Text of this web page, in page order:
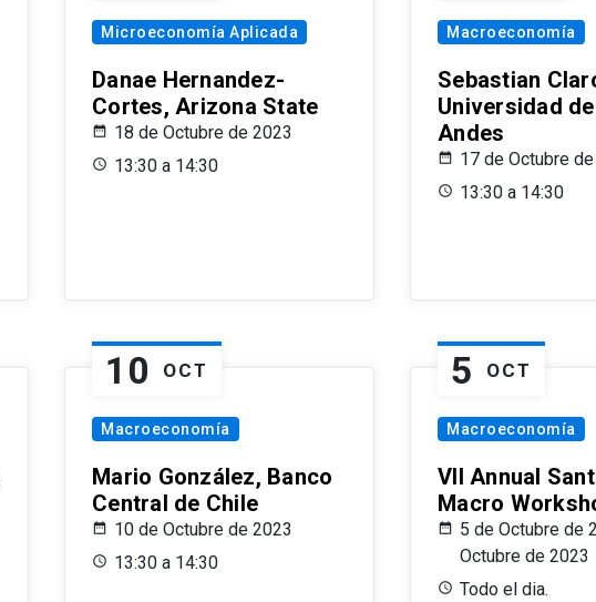
Microeconomía Aplicada
Danae Hernandez-
Cortes, Arizona State
18 de Octubre de 2023
13:30 a 14:30
Macroeconomía
Sebastian
Universidad
Andes
17 de Octubre
13:30 a 14:30
10 OCT
Macroeconomía
Mario González, Banco
Central de Chile
10 de Octubre de 2023
13:30 a 14:30
5 OCT
Macroeconomía
VII Annual
Macro
5 de Octubre de
Octubre de 2023
Todo el dia.